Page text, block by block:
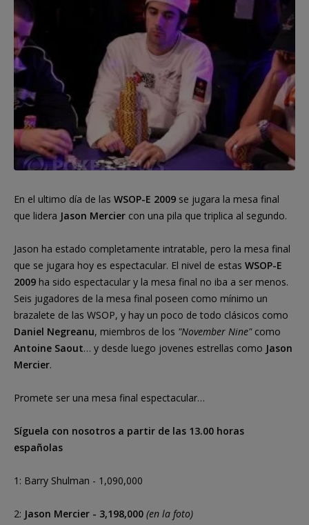
En el ultimo día de las WSOP-E 2009 se jugara la mesa final
que lidera Jason Mercier con una pila que triplica al segundo.
Jason ha estado completamente intratable, pero la mesa final
que se jugara hoy es espectacular. El nivel de estas WSOP-E
2009 ha sido espectacular y la mesa final no iba a ser menos.
Seis jugadores de la mesa final poseen como mínimo un
brazalete de las WSOP, y hay un poco de todo clásicos como
Daniel Negreanu, miembros de los "November Nine"como
Antoine Saout… y desde luego jovenes estrellas como Jason
Mercier.
Promete ser una mesa final espectacular…
Síguela con nosotros a partir de las 13.00 horas
españolas
1: Barry Shulman - 1,090,000
2: Jason Mercier - 3,198,000 (en la foto)